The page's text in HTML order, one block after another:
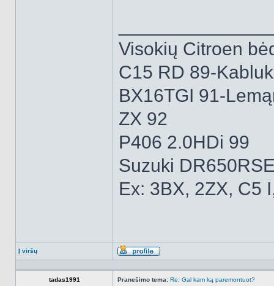
Visokių Citroen
C15 RD 89-
BX16TGI 91-
ZX 92
P406 2.0HDi 99
Suzuki
Ex: 3BX, 2ZX, C5
Į viršų
Aprašymas
tadas1991 Pranešimo tema: Re: Gal kam ką paremontuot?